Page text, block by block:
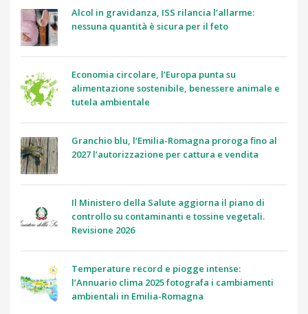
Alcol in gravidanza, ISS rilancia l’allarme:
nessuna quantità è sicura per il feto
Economia circolare, l’Europa punta su
alimentazione sostenibile, benessere animale e
tutela ambientale
Granchio blu, l’Emilia-Romagna proroga fino al
2027 l’autorizzazione per cattura e vendita
Il Ministero della Salute aggiorna il piano di
controllo su contaminanti e tossine vegetali.
Revisione 2026
Temperature record e piogge intense:
l’Annuario clima 2025 fotografa i cambiamenti
ambientali in Emilia-Romagna